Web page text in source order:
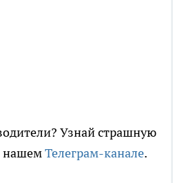
Узнай страшную
нашемТелеграм-канале.